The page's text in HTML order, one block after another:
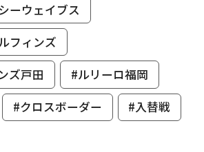
ーウェイブス
フィンズ
ズ戸田
#ルリーロ福岡
#クロスボーダー #入替戦